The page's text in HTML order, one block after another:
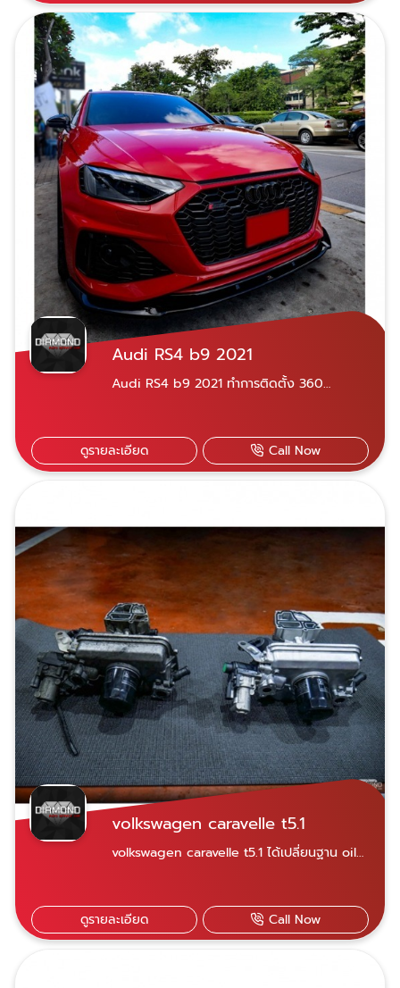
Audi RS4 b9 2021
Audi RS4 b9 2021 ทำการติดตั้ง 360
ดูรายละเอียด Call Now
volkswagen caravelle t5.1
volkswagen caravelle t5.1 ได้เปลี่ยนฐาน oil
ดูรายละเอียด Call Now